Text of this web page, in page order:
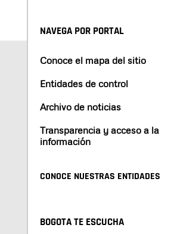
NAVEGA POR PORTAL
Conoce el mapa del sitio
Entidades de control
Archivo de noticias
Transparencia y acceso a la
información
CONOCE NUESTRAS ENTIDADES
BOGOTA TE ESCUCHA